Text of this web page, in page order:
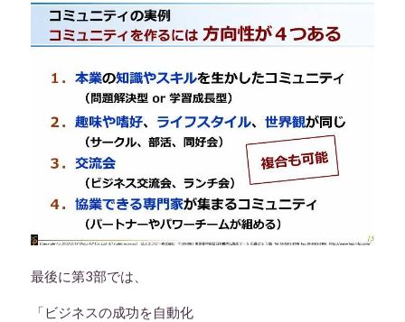
最後に第3部では、
「ビジネスの成功を自動化